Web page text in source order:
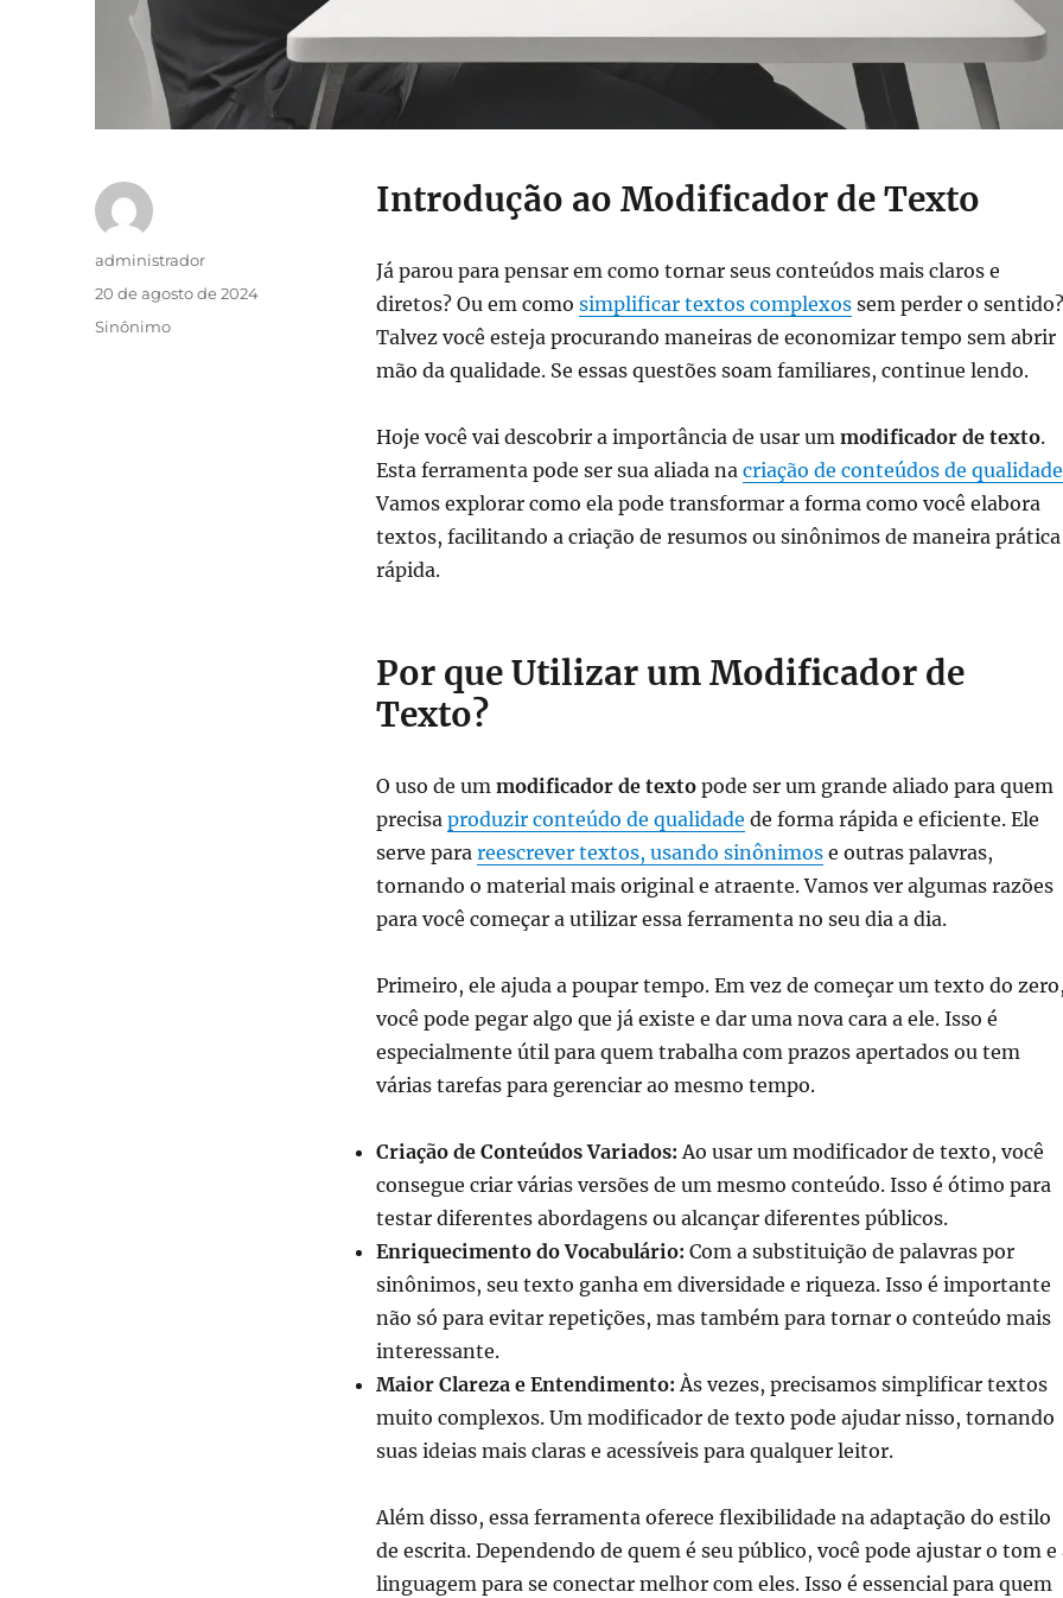
Introdução ao Modificador de Texto
Já parou para pensar em como tornar seus conteúdos mais claros e
diretos? Ou em como simplificar textos complexossem perder o sentido?
Talvez você esteja procurando maneiras de economizar tempo sem abrir
mão da qualidade. Se essas questões soam familiares, continue lendo.
Hoje você vai descobrir a importância de usar um modificador de texto.
Esta ferramenta pode ser sua aliada na criação de conteúdos de qualidade
Vamos explorar como ela pode transformar a forma como você elabora
textos, facilitando a criação de resumos ou sinônimos de maneira prática
rápida.
Por que Utilizar um Modificador de
Texto?
O uso de um modificador de textopode ser um grande aliado para quem
precisa produzir conteúdo de qualidade de forma rápida e eficiente. Ele
serve para reescrever textos, usando sinônimose outras palavras,
tornando o material mais original e atraente. Vamos ver algumas razões
para você começar a utilizar essa ferramenta no seu dia a dia.
Primeiro, ele ajuda a poupar tempo. Em vez de começar um texto do
você pode pegar algo que já existe e dar uma nova cara a ele. Isso é
especialmente útil para quem trabalha com prazos apertados ou tem
várias tarefas para gerenciar ao mesmo tempo.
Criação de Conteúdos Variados: Ao usar um modificador de texto, você
consegue criar várias versões de um mesmo conteúdo. Isso é ótimo para
testar diferentes abordagens ou alcançar diferentes públicos.
Enriquecimento do Vocabulário: Com a substituição de palavras por
sinônimos, seu texto ganha em diversidade e riqueza. Isso é importante
não só para evitar repetições, mas também para tornar o conteúdo mais
interessante.
Maior Clareza e Entendimento: Às vezes, precisamos simplificar textos
muito complexos. Um modificador de texto pode ajudar nisso, tornando
suas ideias mais claras e acessíveis para qualquer leitor.
Além disso, essa ferramenta oferece flexibilidade na adaptação do estilo
de escrita. Dependendo de quem é seu público, você pode ajustar o tom e
linguagem para se conectar melhor com eles. Isso é essencial para quem
Autor
administrador
Publicado
em
20 de agosto de 2024
Categorias
Sinônimo